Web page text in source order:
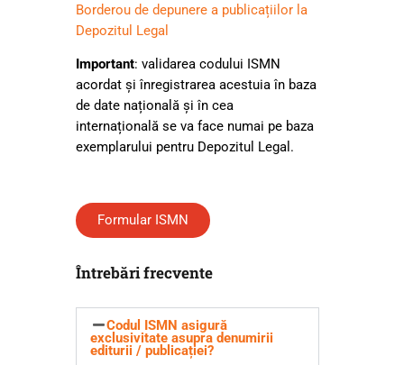
Borderou de depunere a publicațiilor la
Depozitul Legal
Important: validarea codului ISMN
acordat și înregistrarea acestuia în baza
de date națională și în cea
internațională se va face numai pe baza
exemplarului pentru Depozitul Legal.
Formular ISMN
Întrebări frecvente
Codul ISMN asigură
exclusivitate asupra denumirii
editurii / publicației?